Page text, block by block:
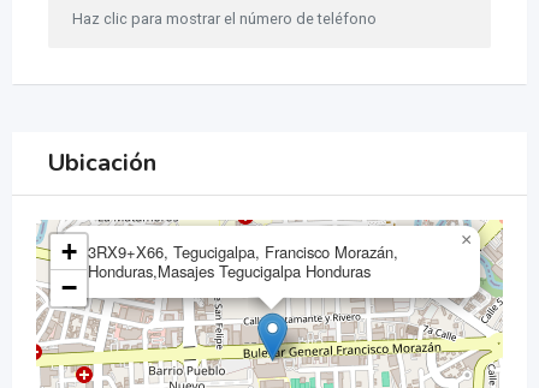
Haz clic para mostrar el número de teléfono
Ubicación
3RX9+X66, Tegucigalpa, Francisco Morazán,
Honduras,Masajes Tegucigalpa Honduras
×
+
−